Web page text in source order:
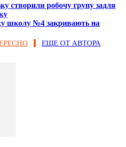
створили робочу групу задля
школу №4 закривають на
ЕЩЕ ОТ АВТОРА